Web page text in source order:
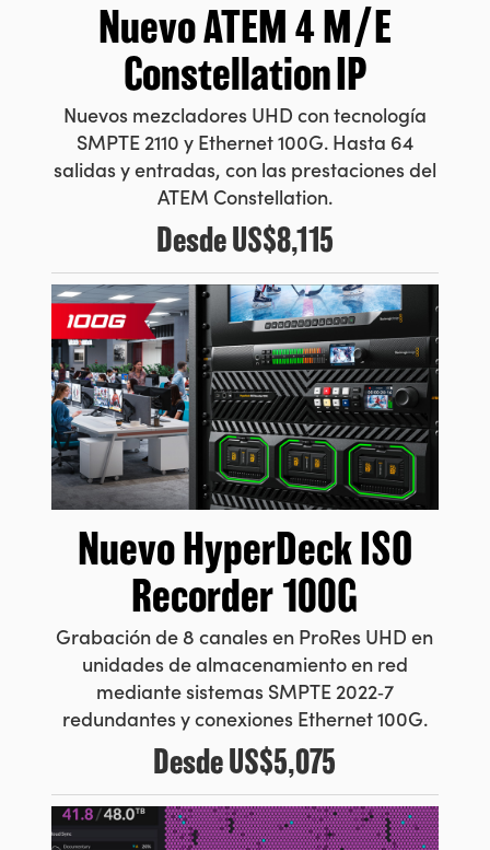
Nuevo ATEM4 M/E
Constellation IP
Nuevos mezcladores UHD con tecnología
SMPTE 2110 y Ethernet 100G. Hasta 64
salidas y entradas, con las prestaciones del
ATEM Constellation.
DesdeUS$8,115
Nuevo HyperDeckISO
Recorder 100G
Grabación de 8 canales en ProRes UHD en
unidades de almacenamientoen red
mediante sistemas SMPTE 2022‑7
redundantes y conexiones Ethernet 100G.
DesdeUS$5,075